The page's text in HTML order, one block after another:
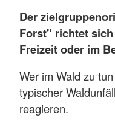
Der
Forst" richtet
Freizeit oder im
Wer im Wald zu
typischer
reagieren.